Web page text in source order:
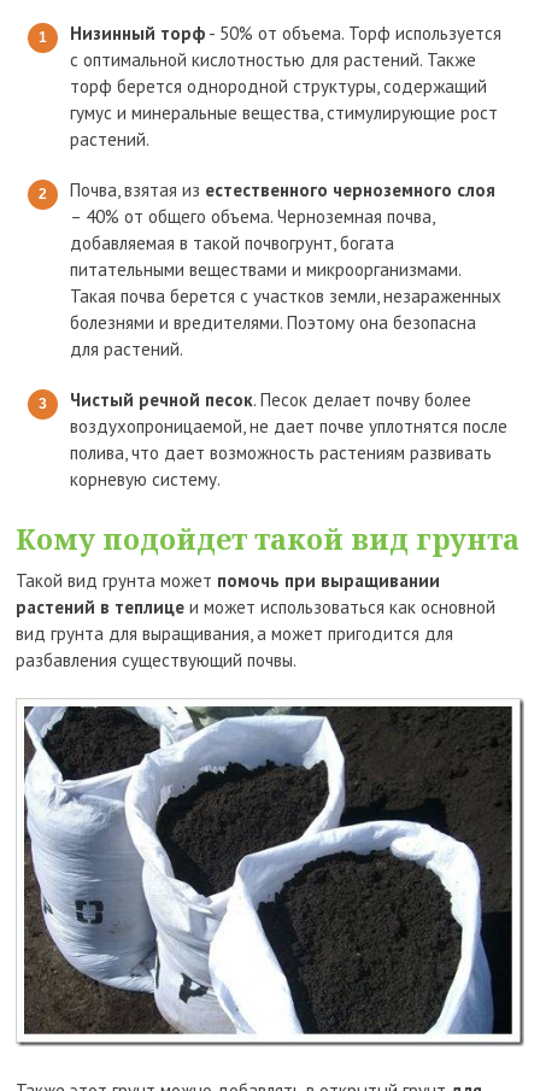
Низинный торф - 50% от объема. Торф используется
с оптимальной кислотностью для растений. Также
торф берется однородной структуры, содержащий
гумус и минеральные вещества, стимулирующие рост
растений.
Почва, взятая из естественного черноземного слоя
– 40% от общего объема. Черноземная почва,
добавляемая в такой почвогрунт, богата
питательными веществами и микроорганизмами.
Такая почва берется с участков земли, незараженных
болезнями и вредителями. Поэтому она безопасна
для растений.
Чистый речной песок. Песок делает почву более
воздухопроницаемой, не дает почве уплотнятся после
полива, что дает возможность растениям развивать
корневую систему.
Кому подойдет такой вид грунта
Такой вид грунта может помочь при выращивании
растений в теплице и может использоваться как основной
вид грунта для выращивания, а может пригодится для
разбавления существующий почвы.